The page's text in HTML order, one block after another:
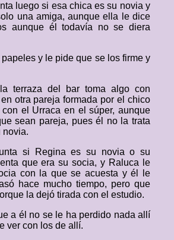
luego si esa chica es su novia y
una amiga, aunque ella le dice
aunque él todavía no se diera
y le pide que se los firme y
terraza del bar toma algo con
otra pareja formada por el chico
el Urraca en el súper, aunque
sean pareja, pues él no la trata
novia.
si Regina es su novia o su
que era su socia, y Raluca le
con la que se acuesta y él le
hace mucho tiempo, pero que
la dejó tirada con el estudio.
a él no se le ha perdido nada allí
ver con los de allí.